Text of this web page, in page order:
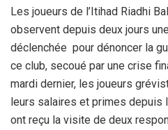
Les joueurs de l’Itihad Riadhi
observent depuis deux jours
déclenchée pour dénoncer la
ce club, secoué par une crise
mardi dernier, les joueurs
leurs salaires et primes depuis
ont reçu la visite de deux